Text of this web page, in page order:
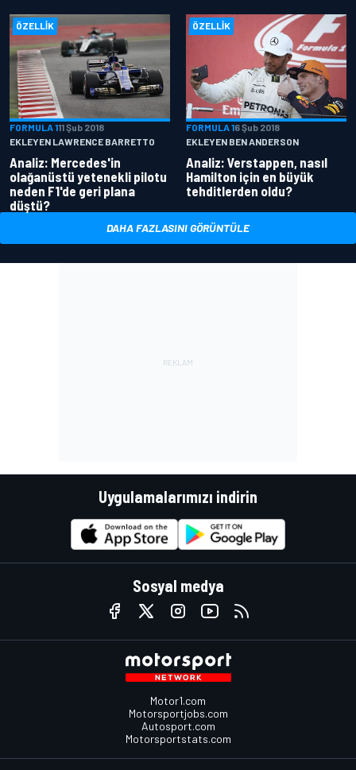
ÖZELLIK
FORMULA 111 Şub 2018
EKLEYEN LAWRENCE BARRETTO
Analiz: Mercedes'in
olağanüstü yetenekli pilotu
neden F1'de geri plana
düştü?
ÖZELLIK
FORMULA 16 Şub 2018
EKLEYEN BEN ANDERSON
Analiz: Verstappen, nasıl
Hamilton için en büyük
tehditlerden oldu?
DAHA FAZLASINI GÖRÜNTÜLE
Uygulamalarımızı indirin
Sosyal medya
Motor1.com
Motorsportjobs.com
Autosport.com
Motorsportstats.com